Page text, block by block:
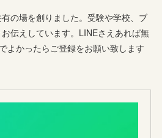
有の場を創りました。受験や学校、ブ
伝えしています。LINEさえあれば無
よかったらご登録をお願い致します